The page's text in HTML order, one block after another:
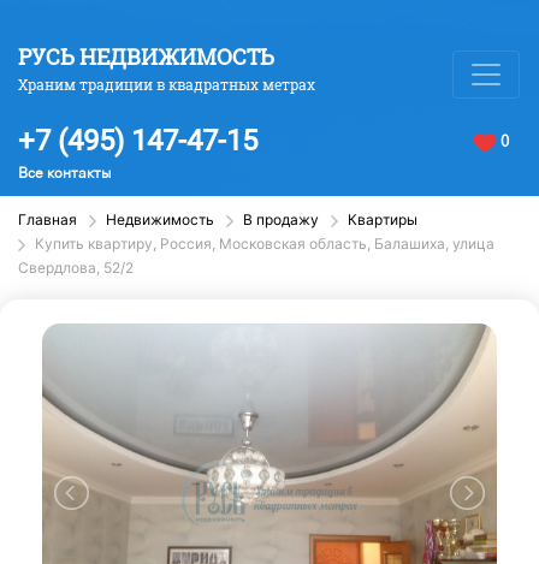
РУСЬ НЕДВИЖИМОСТЬ
Храним традиции в квадратных метрах
+7 (495) 147-47-15
Все контакты
0
Главная Недвижимость В продажу
Квартиры
Купить квартиру, Россия, Московская область, Балашиха, улица
Свердлова, 52/2